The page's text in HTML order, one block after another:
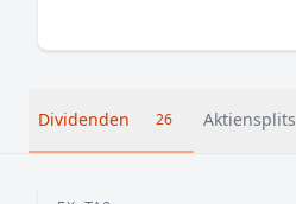
Dividenden 26 Aktiensplits